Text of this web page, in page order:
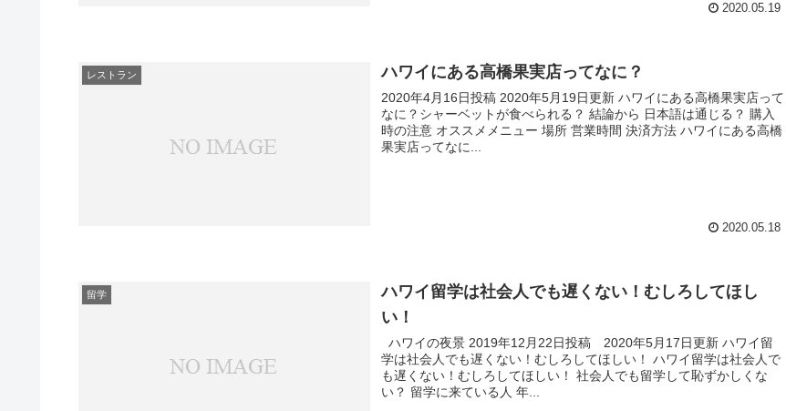
2020.05.19
レストラン ハワイにある高橋果実店ってなに？
2020年4月16日投稿 2020年5月19日更新 ハワイにある高橋果実店って
なに？シャーベットが食べられる？ 結論から 日本語は通じる？ 購入
時の注意 オススメメニュー 場所 営業時間 決済方法 ハワイにある高橋
果実店ってなに...
2020.05.18
留学
ハワイ留学は社会人でも遅くない！むしろしてほし
い！
ハワイの夜景 2019年12月22日投稿 2020年5月17日更新 ハワイ留
学は社会人でも遅くない！むしろしてほしい！ ハワイ留学は社会人で
も遅くない！むしろしてほしい！ 社会人でも留学して恥ずかしくな
い？ 留学に来ている人 年...